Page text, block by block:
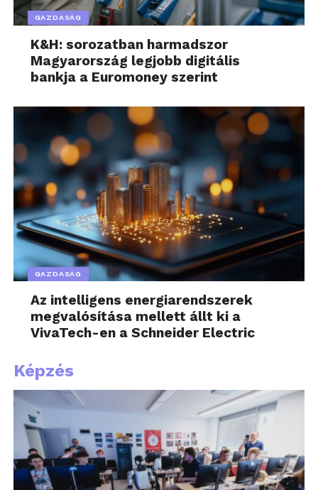
GAZDASÁG
K&H: sorozatban harmadszor
Magyarország legjobb digitális
bankja a Euromoney szerint
GAZDASÁG
Az intelligens energiarendszerek
megvalósítása mellett állt ki a
VivaTech-en a Schneider Electric
Képzés